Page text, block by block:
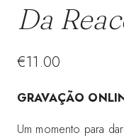
Da
€11.00
GRAVAÇÃO
Um momento para